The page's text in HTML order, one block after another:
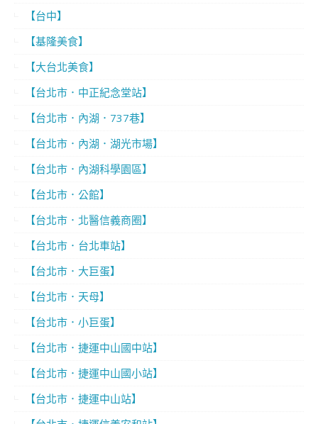
【台中】
【基隆美食】
【大台北美食】
【台北市．中正紀念堂站】
【台北市．內湖．737巷】
【台北市．內湖．湖光市場】
【台北市．內湖科學園區】
【台北市．公館】
【台北市．北醫信義商圈】
【台北市．台北車站】
【台北市．大巨蛋】
【台北市．天母】
【台北市．小巨蛋】
【台北市．捷運中山國中站】
【台北市．捷運中山國小站】
【台北市．捷運中山站】